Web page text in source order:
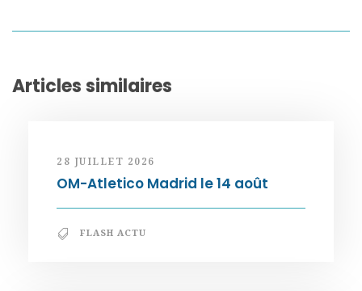
Articles similaires
28 JUILLET 2026
OM-Atletico Madrid le 14 août
FLASH ACTU